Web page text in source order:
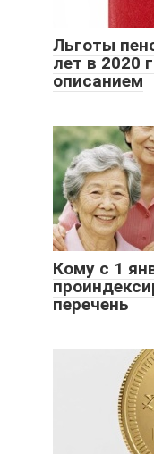
Льготы
лет в 2020
описанием
Кому с 1
перечень